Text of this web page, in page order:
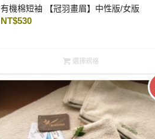
有機棉短袖 【冠羽畫眉】中性版/女版
NT$530
選擇規格